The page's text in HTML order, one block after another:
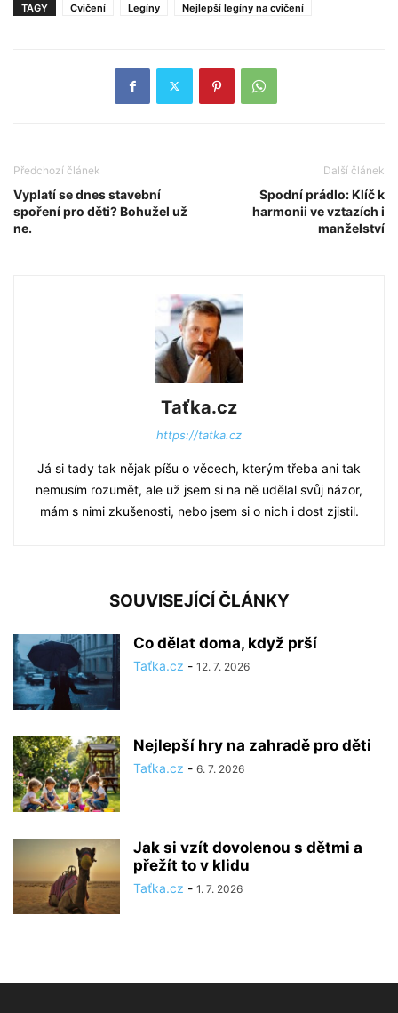
TAGY Cvičení Legíny Nejlepší legíny na cvičení
Předchozí článek
Vyplatí se dnes stavební
spoření pro děti? Bohužel už
ne.
Další článek
Spodní prádlo: Klíč k
harmonii ve vztazích i
manželství
Taťka.cz
https://tatka.cz
Já si tady tak nějak píšu o věcech, kterým třeba ani tak
nemusím rozumět, ale už jsem si na ně udělal svůj názor,
mám s nimi zkušenosti, nebo jsem si o nich i dost zjistil.
SOUVISEJÍCÍ ČLÁNKY
Co dělat doma, když prší
Taťka.cz - 12. 7. 2026
Nejlepší hry na zahradě pro děti
Taťka.cz - 6. 7. 2026
Jak si vzít dovolenou s dětmi a
přežít to v klidu
Taťka.cz - 1. 7. 2026